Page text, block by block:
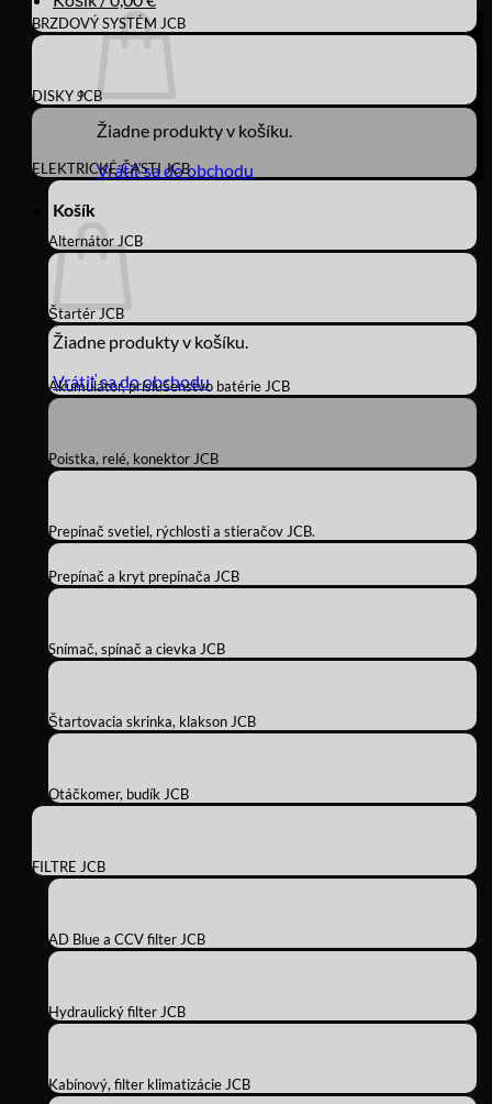
Žiadne produkty v košíku.
Vrátiť sa do obchodu
Košík
Žiadne produkty v košíku.
Vrátiť sa do obchodu
BRZDOVÝ SYSTÉM JCB
DISKY JCB
ELEKTRICKÉ ČASTI JCB
Alternátor JCB
Štartér JCB
Akumulátor, príslušenstvo batérie JCB
Poistka, relé, konektor JCB
Prepínač svetiel, rýchlosti a stieračov JCB.
Prepínač a kryt prepínača JCB
Snímač, spínač a cievka JCB
Štartovacia skrinka, klakson JCB
Otáčkomer, budík JCB
FILTRE JCB
AD Blue a CCV filter JCB
Hydraulický filter JCB
Kabínový, filter klimatizácie JCB